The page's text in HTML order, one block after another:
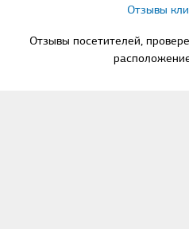
Отзывы посетителей,
Отзывы